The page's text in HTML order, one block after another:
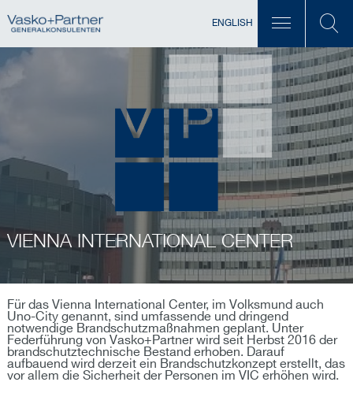
ENGLISH
VIENNA INTERNATIONAL CENTER
Für das Vienna International Center, im Volksmund auch
Uno-City genannt, sind umfassende und dringend
notwendige Brandschutzmaßnahmen geplant. Unter
Federführung von Vasko+Partner wird seit Herbst 2016 der
brandschutztechnische Bestand erhoben. Darauf
aufbauend wird derzeit ein Brandschutzkonzept erstellt, das
vor allem die Sicherheit der Personen im VIC erhöhen wird.